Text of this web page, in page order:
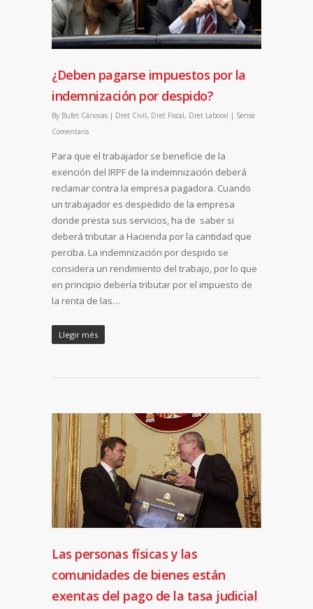
¿Deben pagarse impuestos por la
indemnización por despido?
By Bufet Cánovas | Dret Civil, Dret Fiscal, Dret Laboral | Sense
Comentaris
Para que el trabajador se beneficie de la
exención del IRPF de la indemnización deberá
reclamar contra la empresa pagadora. Cuando
un trabajador es despedido de la empresa
donde presta sus servicios, ha de saber si
deberá tributar a Hacienda por la cantidad que
perciba. La indemnización por despido se
considera un rendimiento del trabajo, por lo que
en principio debería tributar por el impuesto de
la renta de las…
Llegir més
Las personas físicas y las
comunidades de bienes están
exentas del pago de la tasa judicial